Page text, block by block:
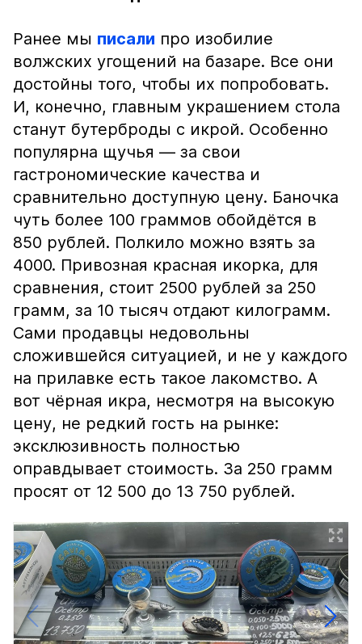
Ранее мы писали про изобилие
волжских угощений на базаре. Все они
достойны того, чтобы их попробовать.
И, конечно, главным украшением стола
станут бутерброды с икрой. Особенно
популярна щучья — за свои
гастрономические качества и
сравнительно доступную цену. Баночка
чуть более 100 граммов обойдётся в
850 рублей. Полкило можно взять за
4000. Привозная красная икорка, для
сравнения, стоит 2500 рублей за 250
грамм, за 10 тысяч отдают килограмм.
Сами продавцы недовольны
сложившейся ситуацией, и не у каждого
на прилавке есть такое лакомство. А
вот чёрная икра, несмотря на высокую
цену, не редкий гость на рынке:
эксклюзивность полностью
оправдывает стоимость. За 250 грамм
просят от 12 500 до 13 750 рублей.